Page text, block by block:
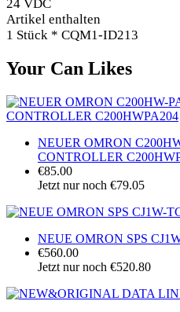
24 VDC
Artikel enthalten
1 Stück * CQM1-ID213
Your Can Likes
NEUER OMRON
CONTROLLER
€85.00
Jetzt nur noch €79.05
NEUE OMRON SPS
€560.00
Jetzt nur noch €520.80